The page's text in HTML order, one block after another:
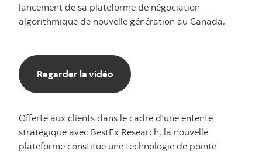
lancement de sa plateforme de négociation
algorithmique de nouvelle génération au Canada.
Regarder la vidéoRegarder la vidéo
Offerte aux clients dans le cadre d’une entente
stratégique avec BestEx Research, la nouvelle
plateforme constitue une technologie de pointe